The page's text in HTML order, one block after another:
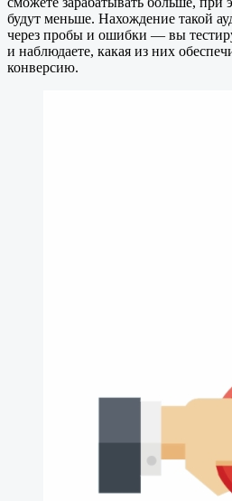
будут меньше. Нахождение такой
через пробы и ошибки — вы
и наблюдаете, какая из них
конверсию.